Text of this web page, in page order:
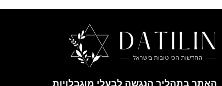
האתר בתהליך הנגשה לבעלי מוגבלויות